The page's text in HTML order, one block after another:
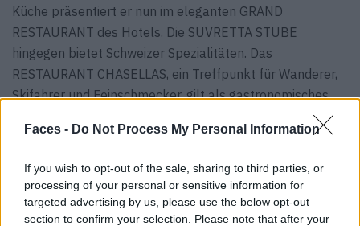
Faces - Do Not Process My Personal Information
If you wish to opt-out of the sale, sharing to third parties, or
processing of your personal or sensitive information for
targeted advertising by us, please use the below opt-out
section to confirm your selection. Please note that after your
Küche präsentiert er nun im eleganten GRAND
RESTAURANT des Hotels. Die SUVRETTA STUBE
hingegen bietet Schweizer Spezialitäten. Das
RESTAURANT CHASELLAS, ein Treffpunkt für Wanderer,
Skifahrer und Feinschmecker, gilt als gastronomisches
Highlight. Es werden Köstlichkeiten der französischen
und italienischen Küche serviert.
Wichtige Fakten
Im GRAND RESTAURANT speisen Männer noch im